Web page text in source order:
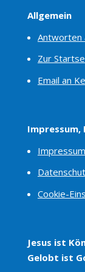
Allgemein
Antworten
Zur
Email an
Impressum,
Impressum
Cookie-
Jesus ist
Gelobt ist